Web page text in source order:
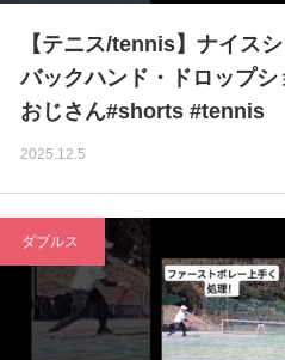
【テニス/tennis】ナイス
バックハンド・ドロップシ
おじさん#shorts #tennis
2025.12.5
ダブルス